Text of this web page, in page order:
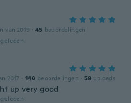
van 2019 · 45 beoordelingen
2017 · 140 beoordelingen · 59 uploads
up very good